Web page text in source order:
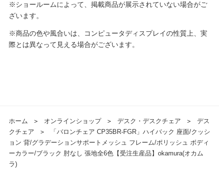
※ショールームによって、掲載商品が展示されていない場合がご
ざいます。
※商品の色や風合いは、コンピュータディスプレイの性質上、実
際とは異なって見える場合がございます。
ホーム ＞ オンラインショップ ＞ デスク・デスクチェア ＞
デス
クチェア
＞
「バロンチェア CP35BR-FGR」ハイバック 座面/クッシ
ョン 背/グラデーションサポートメッシュ フレーム/ポリッシュ ボディ
ーカラー/ブラック 肘なし 張地全6色【受注生産品】okamura(オカム
ラ)